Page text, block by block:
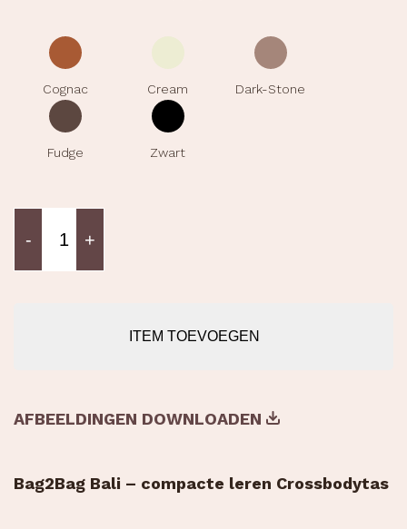
- +
ITEM TOEVOEGEN
AFBEELDINGEN DOWNLOADEN
Bag2Bag Bali – compacte leren Crossbodytas